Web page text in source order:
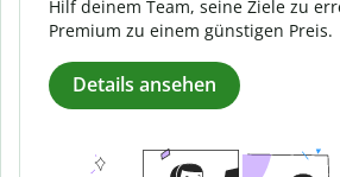
Hilf deinem Team, seine Ziele zu
Premium zu einem günstigen Preis.
Details ansehen